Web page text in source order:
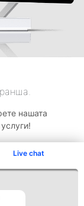
Live chat
нашата